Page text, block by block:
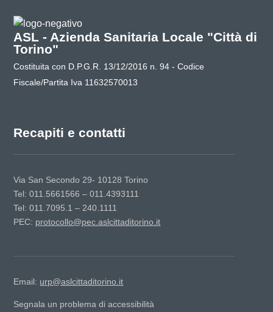
ASL - Azienda Sanitaria Locale "Città di
Torino"
Costituita con D.P.G.R. 13/12/2016 n. 94 - Codice
Fiscale/Partita Iva 11632570013
Recapiti e contatti
Via San Secondo 29- 10128 Torino
Tel: 011.5661566 – 011.4393111
Tel: 011.7095.1 – 240.1111
PEC: protocollo@pec.aslcittaditorino.it
Email: urp@aslcittaditorino.it
Segnala un problema di accessibilità